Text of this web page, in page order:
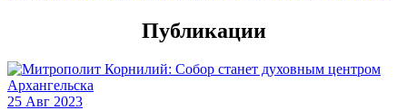
Публикации
25 Авг 2023